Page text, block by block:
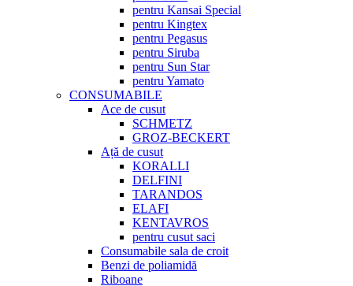
pentru Kansai Special
pentru Kingtex
pentru Pegasus
pentru Siruba
pentru Sun Star
pentru Yamato
CONSUMABILE
Ace de cusut
SCHMETZ
GROZ-BECKERT
Ață de cusut
KORALLI
DELFINI
TARANDOS
ELAFI
KENTAVROS
pentru cusut saci
Consumabile sala de croit
Benzi de poliamidă
Riboane